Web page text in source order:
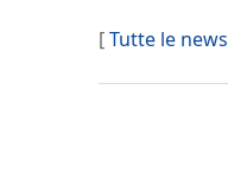
[Tutte le news